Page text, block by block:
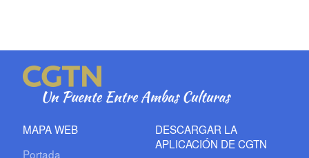
MAPA WEB
Portada
DESCARGAR LA
APLICACIÓN DE CGTN